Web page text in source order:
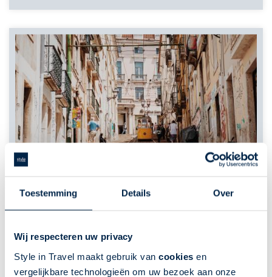
Toestemming Details Over
Wij respecteren uw privacy
Style in Travel maakt gebruik van cookies en
vergelijkbare technologieën om uw bezoek aan onze